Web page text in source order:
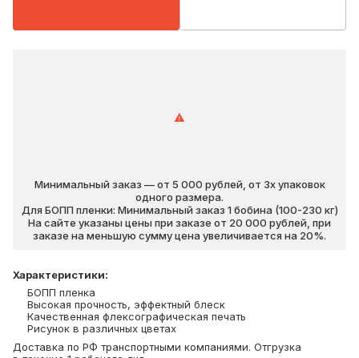
Минимальный заказ — от 5 000 рублей, от 3х упаковок
одного размера.
Для БОПП пленки: Минимальный заказ 1 бобина (100-230 кг)
На сайте указаны цены при заказе от 20 000 рублей, при
заказе на меньшую сумму цена увеличивается на 20%.
Характеристики:
БОПП пленка
Высокая прочность, эффектный блеск
Качественная флексографическая печать
Рисунок в различных цветах
Доставка по РФ транспортными компаниями. Отгрузка